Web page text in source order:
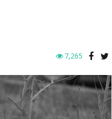
7,265